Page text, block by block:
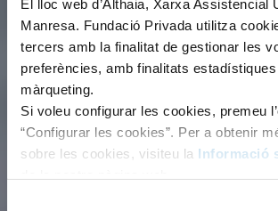
El lloc web d’Althaia, Xarxa Assistencial
Manresa. Fundació Privada utilitza
tercers amb la finalitat de gestionar les
preferències, amb finalitats
màrqueting.
Si voleu configurar les cookies, premeu
“Configurar les cookies”. Per a obtenir
sobre les cookies, visiteu la Informació